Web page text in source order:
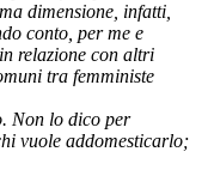
dimensione, infatti,
conto, per me e
relazione con altri
tra femministe
Non lo dico per
vuole addomesticarlo;